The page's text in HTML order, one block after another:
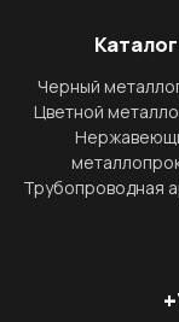
Каталог
Черный
Цветной
Трубопроводная